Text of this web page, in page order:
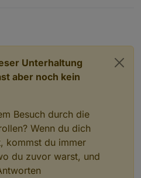
Unterhaltung
aber noch kein
Besuch durch die
Wenn du dich
kommst du immer
du zuvor warst, und